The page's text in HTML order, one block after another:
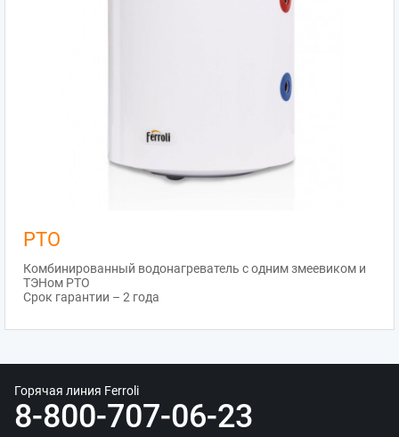
PTO
Комбинированный водонагреватель с одним змеевиком и
ТЭНом PTO
Срок гарантии – 2 года
Горячая линия Ferroli
8-800-707-06-23